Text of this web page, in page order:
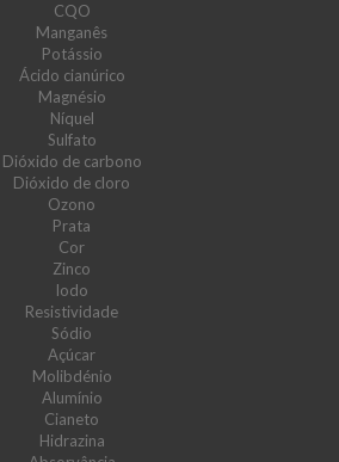
CQO
Manganês
Potássio
Ácido cianúrico
Magnésio
Níquel
Sulfato
Dióxido de carbono
Dióxido de cloro
Ozono
Prata
Cor
Zinco
Iodo
Resistividade
Sódio
Açúcar
Molibdénio
Alumínio
Cianeto
Hidrazina